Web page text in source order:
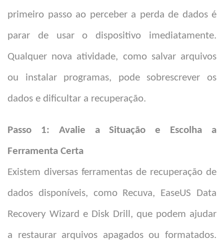
primeiro passo ao perceber a perda de dados é
parar de usar o dispositivo imediatamente.
Qualquer nova atividade, como salvar arquivos
ou instalar programas, pode sobrescrever os
dados e dificultar a recuperação.
Passo 1: Avalie a Situação e Escolha a
Ferramenta Certa
Existem diversas ferramentas de recuperação de
dados disponíveis, como Recuva, EaseUS Data
Recovery Wizard e Disk Drill, que podem ajudar
a restaurar arquivos apagados ou formatados.